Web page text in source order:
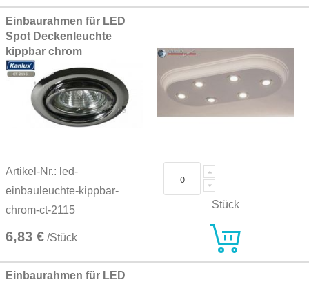
Einbaurahmen für LED
Spot Deckenleuchte
kippbar chrom
Artikel-Nr.: led-
einbauleuchte-kippbar-
chrom-ct-2115
6,83 € /Stück
Stück
Einbaurahmen für LED